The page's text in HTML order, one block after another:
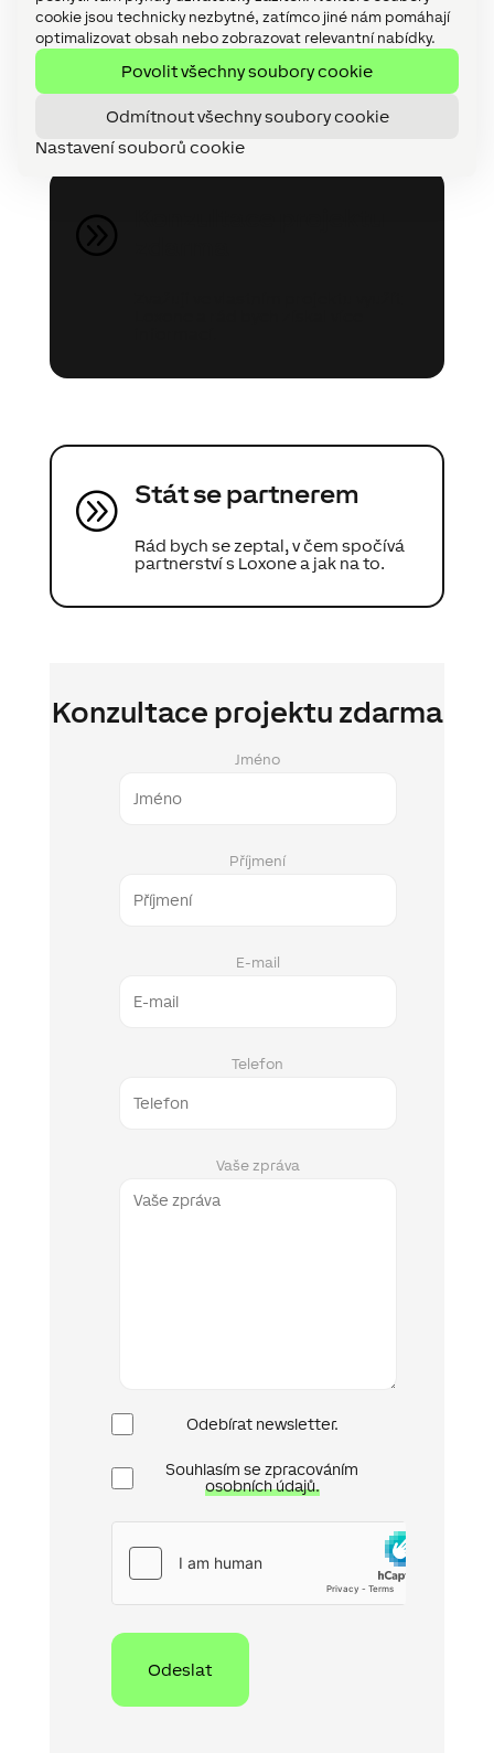
cookie jsou technicky nezbytné, zatímco jiné nám pomáhají
optimalizovat obsah nebo zobrazovat relevantní nabídky.
Povolit všechny soubory cookie
Odmítnout všechny soubory cookie
Nastavení souborů cookie
Prokonzultujte s námi váš projekt
nebo se staňte Loxone Partnerem v
několika málo krocích!
A Stát se partnerem
Rád bych se zeptal, v čem spočívá
partnerství s Loxone a jak na to.
Konzultace projektu zdarma
Jméno
Příjmení
E-mail
Telefon
Vaše zpráva
Newsletter
Odebírat newsletter.
Ochrana
osobních
údajů
Souhlasím se zpracováním
osobních údajů.
hCaptcha